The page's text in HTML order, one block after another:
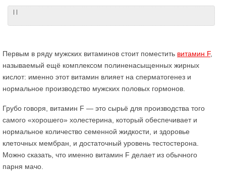
| |
Первым в ряду мужских витаминов стоит поместить витамин F,
называемый ещё комплексом полиненасыщенных жирных
кислот: именно этот витамин влияет на сперматогенез и
нормальное производство мужских половых гормонов.
Грубо говоря, витамин F — это сырьё для производства того
самого «хорошего» холестерина, который обеспечивает и
нормальное количество семенной жидкости, и здоровье
клеточных мембран, и достаточный уровень тестостерона.
Можно сказать, что именно витамин F делает из обычного
парня мачо.